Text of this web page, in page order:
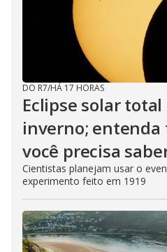
DO R7/HÁ 17 HORAS
Eclipse solar
inverno; entenda
você precisa
Cientistas planejam usar o
experimento feito em 1919